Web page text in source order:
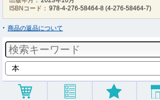
ISBNコード： 978-4-276-58464-8 (4-276-58464-7)
商品の返品について